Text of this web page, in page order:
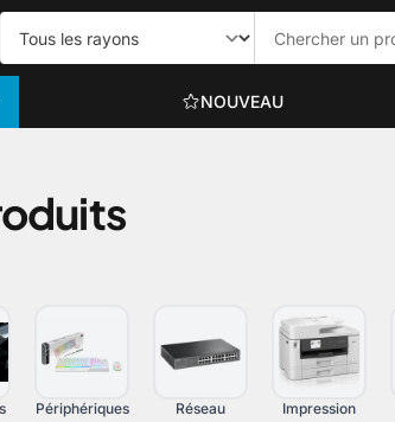
NOUVEAU
Périphériques Réseau Impression